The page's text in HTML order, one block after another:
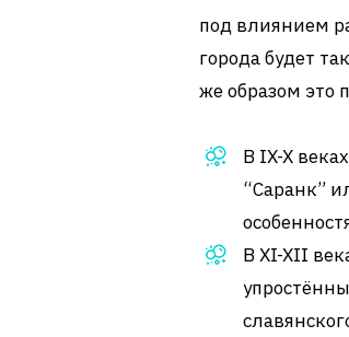
под влиянием
города будет
же образом это
В IX-X
“Саранк”
В XI-XII